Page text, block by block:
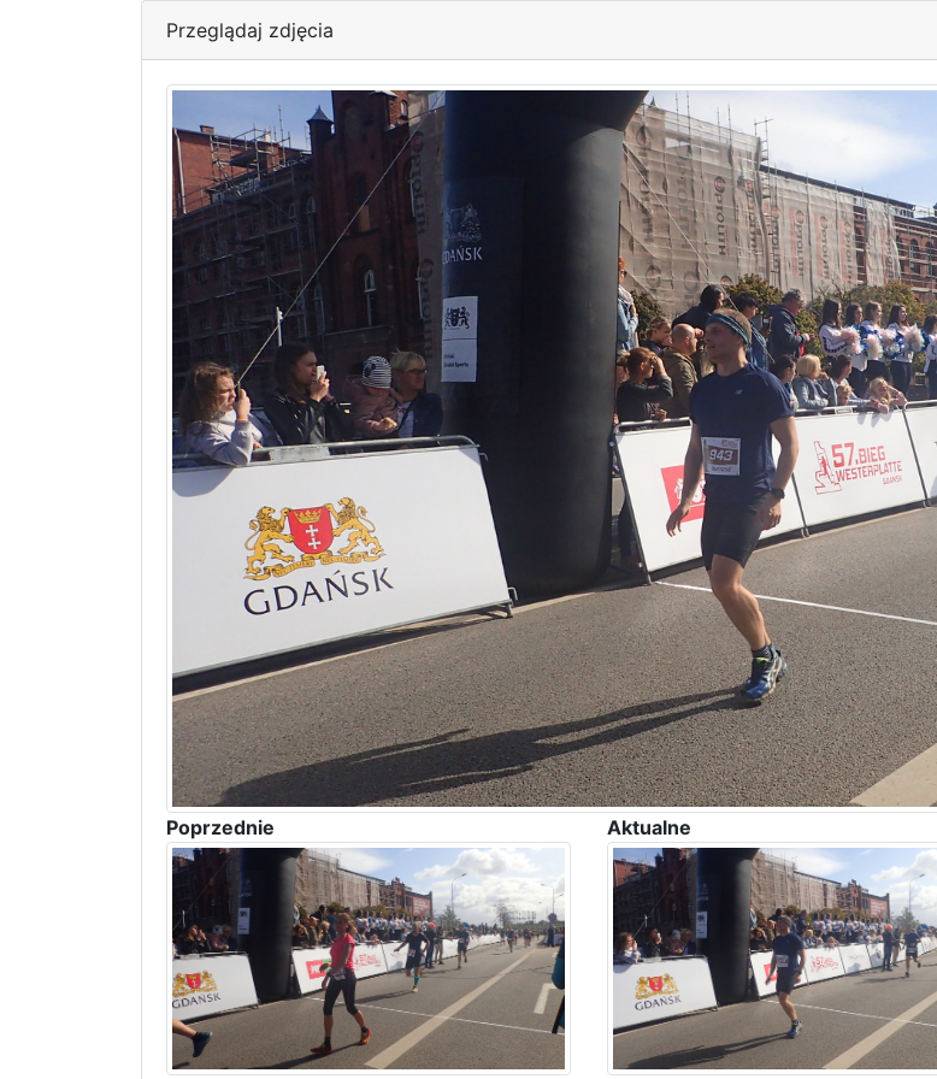
Przeglądaj zdjęcia
Poprzednie Aktualne